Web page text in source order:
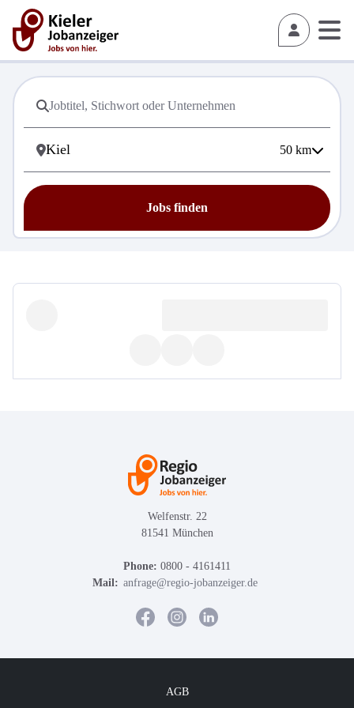
50 km
Jobs finden
Welfenstr. 22
81541 München
Phone: 0800 - 4161411
Mail: anfrage@regio-jobanzeiger.de
AGB